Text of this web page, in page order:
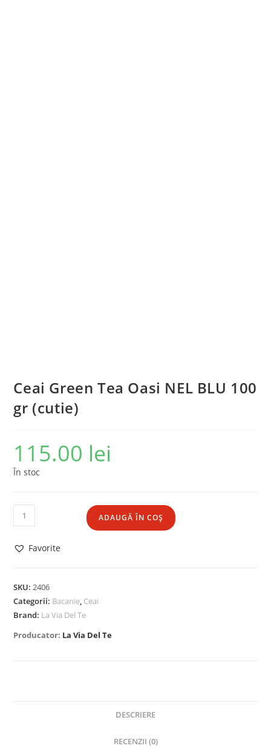
Ceai Green Tea Oasi NEL BLU 100
gr (cutie)
115.00 lei
În stoc
ADAUGĂ ÎN COȘ
Favorite
SKU:2406
Categorii: Bacanie, Ceai
Brand: La Via Del Te
Producator: La Via Del Te
DESCRIERE
RECENZII (0)